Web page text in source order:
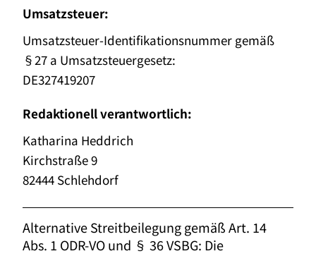
Umsatzsteuer:
Umsatzsteuer-Identifikationsnummer gemäß
§27 a Umsatzsteuergesetz:
DE327419207
Redaktionell verantwortlich:
Katharina Heddrich
Kirchstraße 9
82444 Schlehdorf
Alternative Streitbeilegung gemäß Art. 14
Abs. 1 ODR-VO und § 36 VSBG: Die